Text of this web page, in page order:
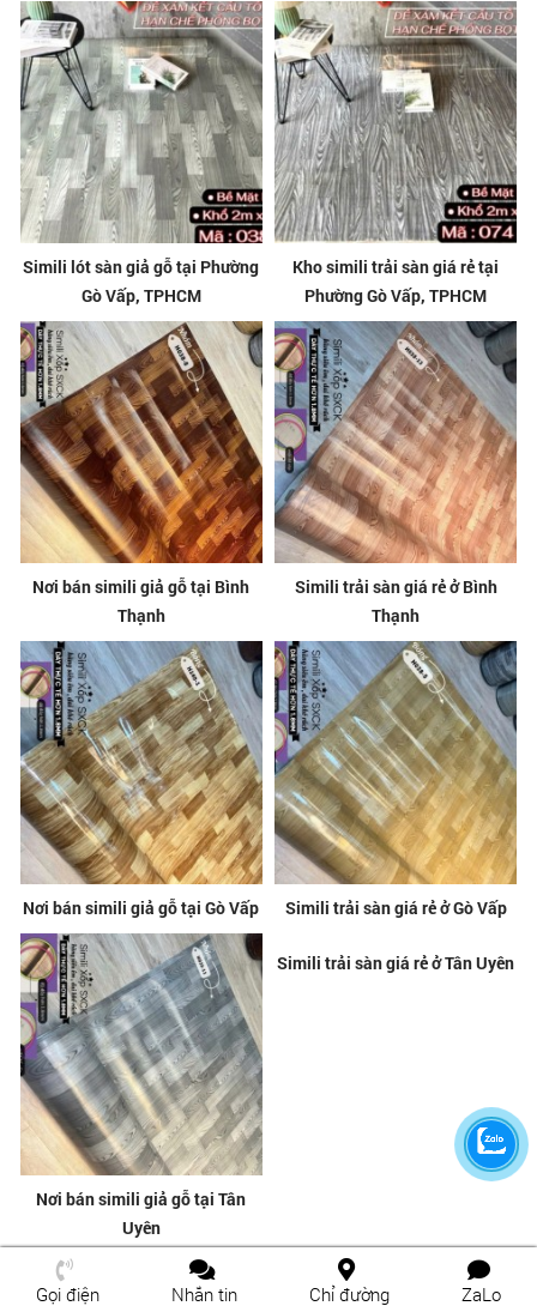
Simili lót sàn giả gỗ tại Phường
Gò Vấp, TPHCM
Kho simili trải sàn giá rẻ tại
Phường Gò Vấp, TPHCM
Nơi bán simili giả gỗ tại Bình
Thạnh
Simili trải sàn giá rẻ ở Bình
Thạnh
Nơi bán simili giả gỗ tại Gò Vấp Simili trải sàn giá rẻ ở Gò Vấp
Nơi bán simili giả gỗ tại Tân
Uyên
Gọi điện Nhắn tin Chỉ đường ZaLo